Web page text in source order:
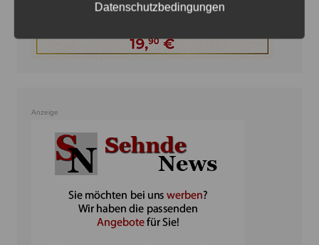
Anzeige
Datenschutzbedingungen